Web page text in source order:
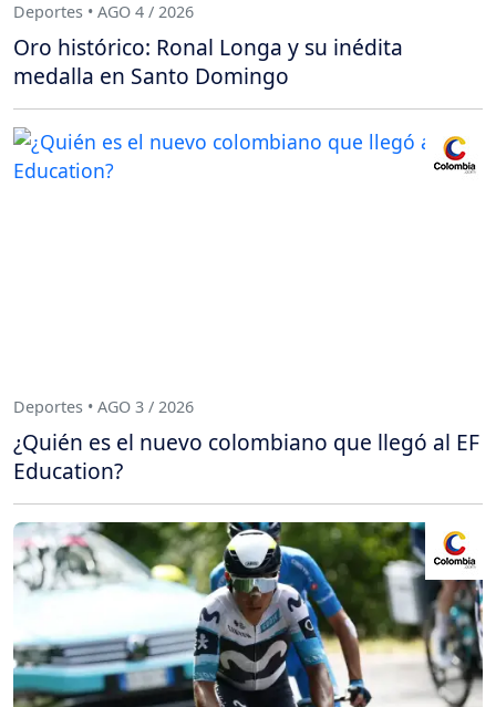
Deportes • AGO 4 / 2026
Oro histórico: Ronal Longa y su inédita
medalla en Santo Domingo
Deportes • AGO 3 / 2026
¿Quién es el nuevo colombiano que llegó al EF
Education?